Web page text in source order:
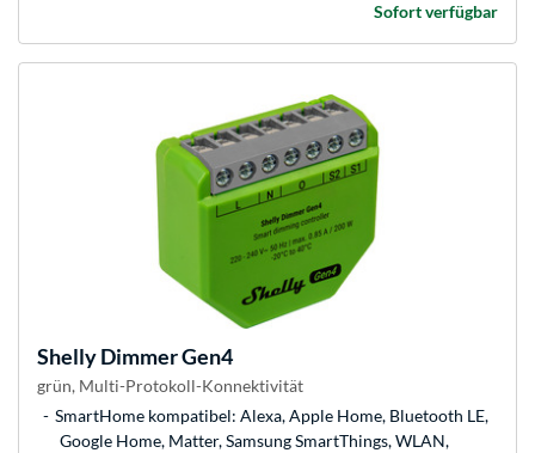
Sofort verfügbar
ShellyDimmer Gen4
grün, Multi-Protokoll-Konnektivität
SmartHome kompatibel: Alexa, Apple Home, Bluetooth LE,
Google Home, Matter, Samsung SmartThings, WLAN,